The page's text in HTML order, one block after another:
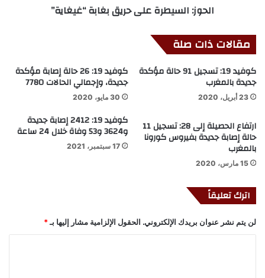
الحوز: السيطرة على حريق بغابة “غيغاية”
مقالات ذات صلة
كوفيد 19: تسجيل 91 حالة مؤكدة
جديدة بالمغرب
23 أبريل، 2020
كوفيد 19: 26 حالة إصابة مؤكدة
جديدة، وإجمالي الحالات 7780
30 مايو، 2020
ارتفاع الحصيلة إلى 28: تسجيل 11
حالة إصابة جديدة بفيروس كورونا
بالمغرب
15 مارس، 2020
كوفيد 19: 2412 إصابة جديدة
و3624 و53 وفاة خلال 24 ساعة
17 سبتمبر، 2021
اترك تعليقاً
لن يتم نشر عنوان بريدك الإلكتروني. الحقول الإلزامية مشار إليها بـ *